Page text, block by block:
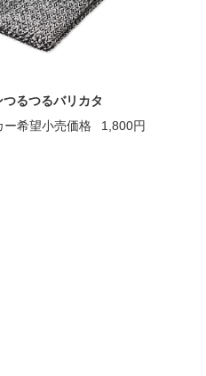
つるつるバリカタ
ー希望小売価格
1,800円